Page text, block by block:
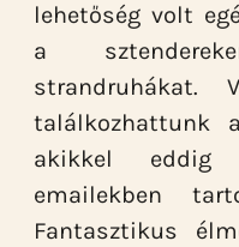
lehetőség volt
a
strandruhákat.
találkozhattunk
akikkel
emailekben
Fantasztikus